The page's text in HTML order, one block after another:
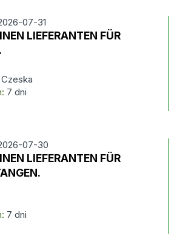
07-31
LIEFERANTEN FÜR
7 dni
07-30
LIEFERANTEN FÜR
7 dni